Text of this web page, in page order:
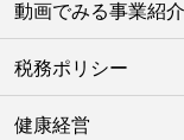
動画でみる事業紹介
税務ポリシー
健康経営